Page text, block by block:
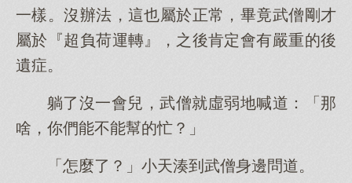
一樣。沒辦法，這也屬於正常，畢竟武僧剛才
屬於『超負荷運轉』，之後肯定會有嚴重的後
遺症。
躺了沒一會兒，武僧就虛弱地喊道：「那
啥，你們能不能幫的忙？」
「怎麼了？」小天湊到武僧身邊問道。